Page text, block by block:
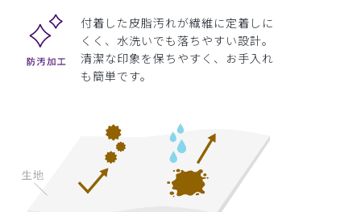
付着した皮脂汚れが繊維に定着しに
くく、水洗いでも落ちやすい設計。
清潔な印象を保ちやすく、お手入れ
も簡単です。